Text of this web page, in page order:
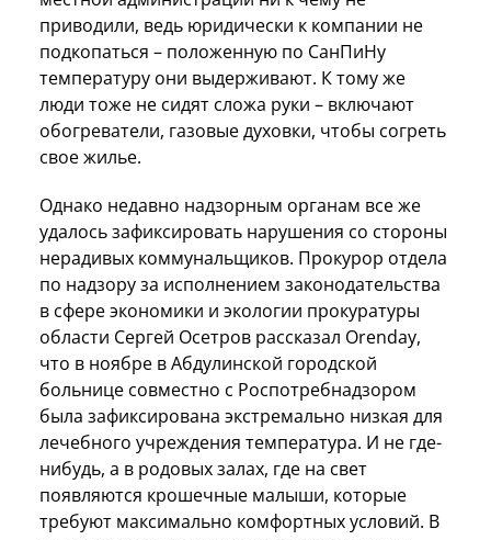
приводили, ведь юридически к компании не
подкопаться – положенную по СанПиНу
температуру они выдерживают. К тому же
люди тоже не сидят сложа руки – включают
обогреватели, газовые духовки, чтобы согреть
свое жилье.
Однако недавно надзорным органам все же
удалось зафиксировать нарушения со стороны
нерадивых коммунальщиков. Прокурор отдела
по надзору за исполнением законодательства
в сфере экономики и экологии прокуратуры
области Сергей Осетров рассказал Orenday,
что в ноябре в Абдулинской городской
больнице совместно с Роспотребнадзором
была зафиксирована экстремально низкая для
лечебного учреждения температура. И не где-
нибудь, а в родовых залах, где на свет
появляются крошечные малыши, которые
требуют максимально комфортных условий. В